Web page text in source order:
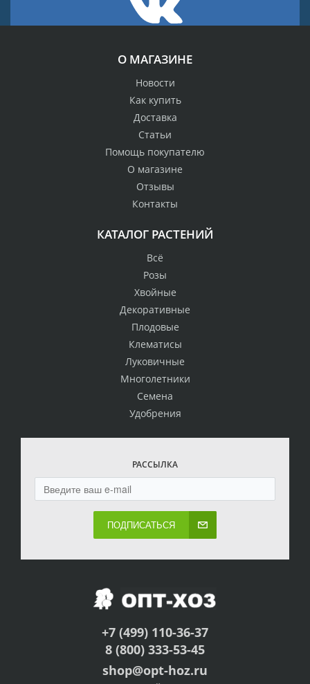
О МАГАЗИНЕ
Новости
Как купить
Доставка
Статьи
Помощь покупателю
О магазине
Отзывы
Контакты
КАТАЛОГ РАСТЕНИЙ
Всё
Розы
Хвойные
Декоративные
Плодовые
Клематисы
Луковичные
Многолетники
Семена
Удобрения
РАССЫЛКА
ПОДПИСАТЬСЯ
+7 (499) 110-36-37
8 (800) 333-53-45
shop@opt-hoz.ru